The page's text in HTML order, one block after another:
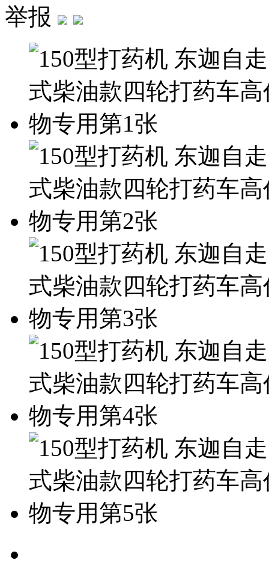
举报